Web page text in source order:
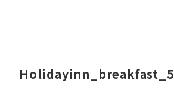
Holidayinn_breakfast_5